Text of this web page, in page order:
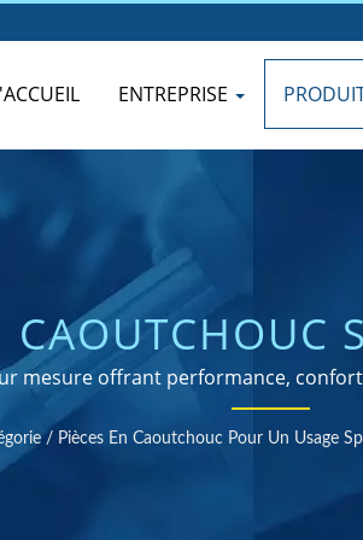
ENTREPRISE
mesure offrant performance,
/ Pièces En Caoutchouc Pour Un Usage